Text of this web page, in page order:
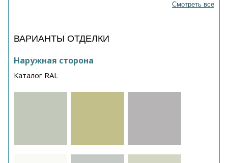
Смотреть все
ВАРИАНТЫ ОТДЕЛКИ
Наружная сторона
Каталог RAL